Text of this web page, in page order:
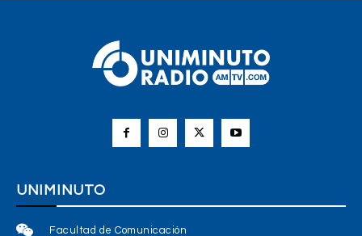
UNIMINUTO
Facultad de Comunicación